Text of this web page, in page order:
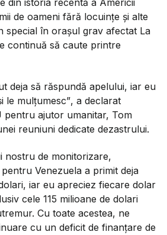
de oameni fără locuințe și alte
special în orașul grav afectat La
continuă să caute printre
deja să răspundă apelului, iar eu
le mulțumesc”, a declarat
ajutor umanitar, Tom
reuniuni dedicate dezastrului.
nostru de monitorizare,
Venezuela a primit deja
iar eu apreciez fiecare dolar
cele 115 milioane de dolari
Cu toate acestea, ne
cu un deficit de finanțare de